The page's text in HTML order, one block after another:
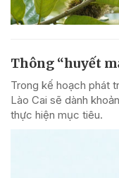
Thông “huyết
Trong kế hoạch phát
Lào Cai sẽ dành
thực hiện mục tiêu.